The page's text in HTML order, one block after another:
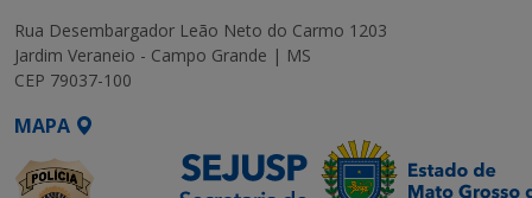
Rua Desembargador Leão Neto do Carmo 1203
Jardim Veraneio - Campo Grande | MS
CEP 79037-100
MAPA